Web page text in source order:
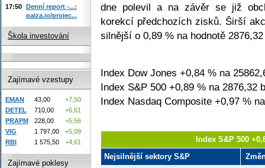
dne polevil a na závěr se již
korekcí předchozích zisků. Širší
silnější o 0,89 % na hodnotě
Index Dow Jones +0,84 % na
Index S&P 500 +0,89 % na 2876,32
Index Nasdaq Composite +0,97 %
Index S&P 500
Nejsilnější sektory S&P
17:50 Denní report -...:
paiza.io/projec...
Škola investování
Zajímavé vzestupy
EMAN 43,00
+7,50
DETEL
710,00
+6,61
PRAPM
228,00
+5,56
VIG
1 797,00
+5,09
RBI
1 575,50 +4,61
Zajímavé poklesy